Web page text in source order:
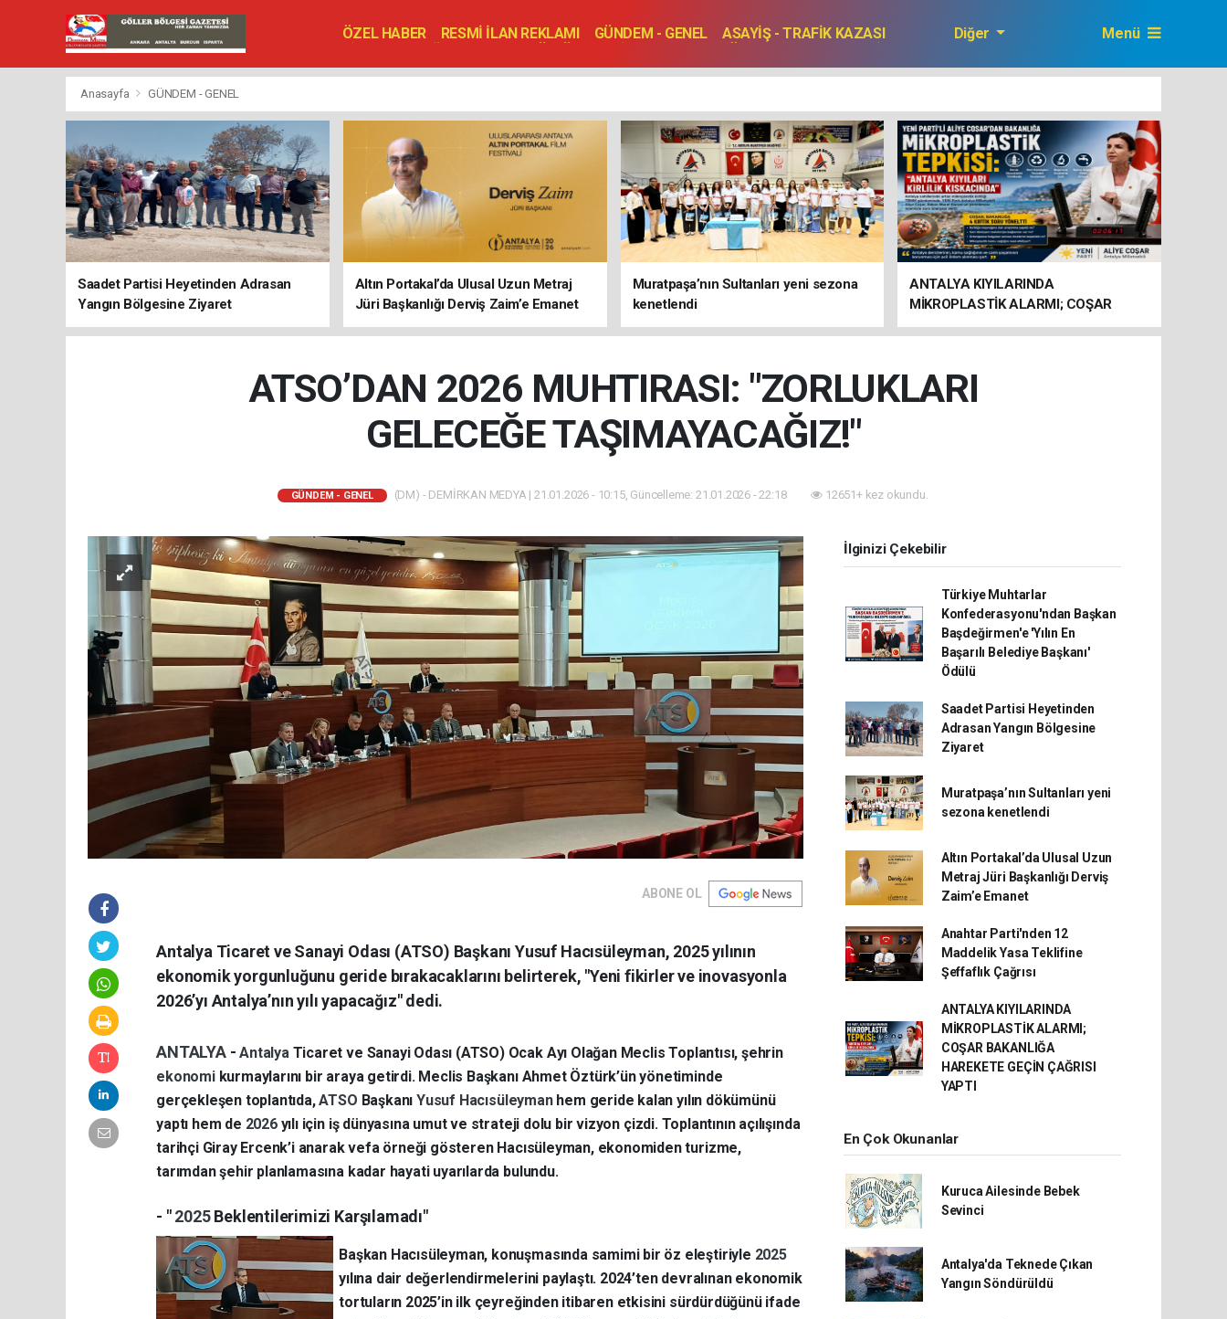
ÖZEL HABER RESMİ İLAN REKLAMI GÜNDEM - GENEL
ASAYİŞ - TRAFİK KAZASI
VEFAT EDENLER
TOPLANTI - DÜĞÜN
Diğer Menü
Anasayfa GÜNDEM - GENEL
Saadet Partisi Heyetinden Adrasan
Yangın Bölgesine Ziyaret
Altın Portakal’da Ulusal Uzun Metraj
Jüri Başkanlığı Derviş Zaim’e Emanet
Muratpaşa’nın Sultanları yeni sezona
kenetlendi
ANTALYA KIYILARINDA
MİKROPLASTİK ALARMI; COŞAR
BAKANLIĞA HAREKETE GEÇİN
ATSO’DAN 2026 MUHTIRASI: "ZORLUKLARI
GELECEĞE TAŞIMAYACAĞIZ!"
GÜNDEM - GENEL (DM) - DEMİRKAN MEDYA | 21.01.2026 - 10:15, Güncelleme: 21.01.2026 - 22:18 12651+ kez okundu.
ABONE OL
Antalya Ticaret ve Sanayi Odası (ATSO) Başkanı Yusuf Hacısüleyman, 2025 yılının
ekonomik yorgunluğunu geride bırakacaklarını belirterek, "Yeni fikirler ve inovasyonla
2026’yı Antalya’nın yılı yapacağız" dedi.
ANTALYA - Antalya Ticaret ve Sanayi Odası (ATSO) Ocak Ayı Olağan Meclis Toplantısı, şehrin
ekonomi kurmaylarını bir araya getirdi. Meclis Başkanı Ahmet Öztürk’ün yönetiminde
gerçekleşen toplantıda,ATSO Başkanı Yusuf Hacısüleyman hem geride kalan yılın dökümünü
yaptı hem de 2026 yılı için iş dünyasına umut ve strateji dolu bir vizyon çizdi. Toplantının açılışında
tarihçi Giray Ercenk’i anarak vefa örneği gösteren Hacısüleyman, ekonomiden turizme,
tarımdan şehir planlamasına kadar hayati uyarılarda bulundu.
- "2025Beklentilerimizi Karşılamadı"
Başkan Hacısüleyman, konuşmasında samimi bir öz eleştiriyle 2025
yılına dair değerlendirmelerini paylaştı. 2024’ten devralınan ekonomik
tortuların 2025’in ilk çeyreğinden itibaren etkisini sürdürdüğünü ifade
İlginizi Çekebilir
Türkiye Muhtarlar
Konfederasyonu'ndan Başkan
Başdeğirmen'e 'Yılın En
Başarılı Belediye Başkanı'
Ödülü
Saadet Partisi Heyetinden
Adrasan Yangın Bölgesine
Ziyaret
Muratpaşa’nın Sultanları yeni
sezona kenetlendi
Altın Portakal’da Ulusal Uzun
Metraj Jüri Başkanlığı Derviş
Zaim’e Emanet
Anahtar Parti'nden 12
Maddelik Yasa Teklifine
Şeffaflık Çağrısı
ANTALYA KIYILARINDA
MİKROPLASTİK ALARMI;
COŞAR BAKANLIĞA
HAREKETE GEÇİN ÇAĞRISI
YAPTI
En Çok Okunanlar
Kuruca Ailesinde Bebek
Sevinci
Antalya'da Teknede Çıkan
Yangın Söndürüldü